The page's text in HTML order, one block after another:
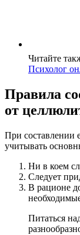
Читайте
Психолог
Правила
от
При составлении
учитывать
Ни в коем
Следует
В рационе
Питаться